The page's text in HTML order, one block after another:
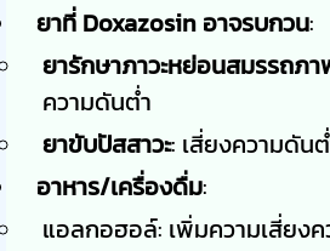
ยาที่ Doxazosin อาจรบกวน:
ยารักษาภาวะหย่อนสมรรถภ
ความดันต่ำ
ยาขับปัสสาวะ: เสี่ยงความดัน
อาหาร/เครื่องดื่ม:
แอลกอฮอล์: เพิ่มความเสี่ยง